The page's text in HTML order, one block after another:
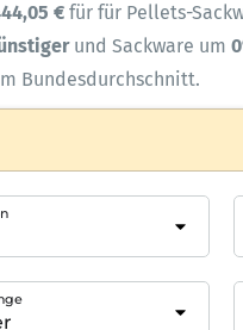
€ für für Pellets-
und Sackware um
Bundesdurchschnitt.